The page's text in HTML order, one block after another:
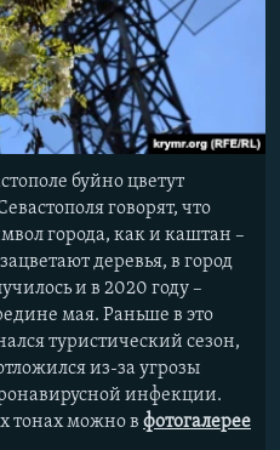
буйно цветут
говорят, что
города, как и каштан –
деревья, в город
и в 2020 году –
мая. Раньше в это
туристический сезон,
из-за угрозы
инфекции.
тонах можно в фотогалерее